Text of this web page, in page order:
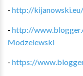
- http://
- http://
Modzelewski
- https://